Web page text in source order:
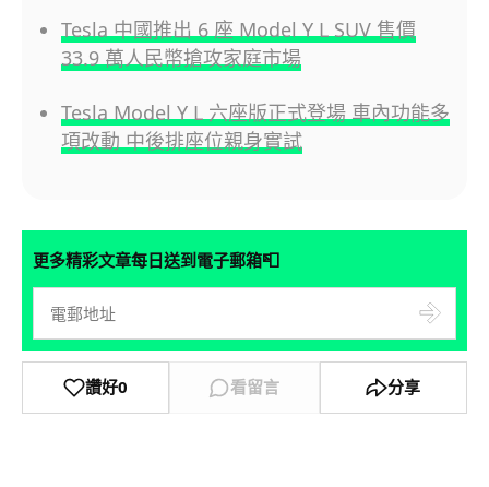
Tesla 中國推出 6 座 Model Y L SUV 售價
33.9 萬人民幣搶攻家庭市場
Tesla Model Y L 六座版正式登場 車內功能多
項改動 中後排座位親身實試
更多精彩文章每日送到電子郵箱📮
讚好0 看留言 分享